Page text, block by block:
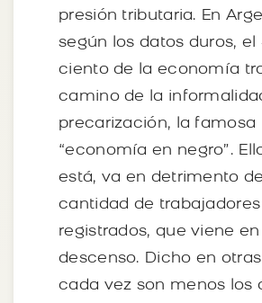
presión tributaria. En
según los datos duros, el
ciento de la economía
camino de la
precarización, la famosa
“economía en negro”.
está, va en detrimento
cantidad de trabajadores
registrados, que viene en
descenso. Dicho en
cada vez son menos los